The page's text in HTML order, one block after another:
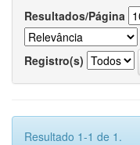
Resultados/Página
Registro(s)
Resultado 1-1 de 1.